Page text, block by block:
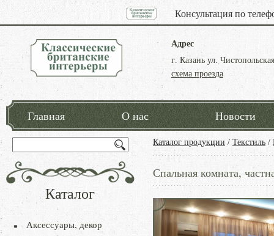
Консультация по
Адрес
г. Казань ул.
схема проезда
Главная О нас Новости
Каталог продукции / Текстиль /
Спальная комната,
Каталог
Аксессуары, декор